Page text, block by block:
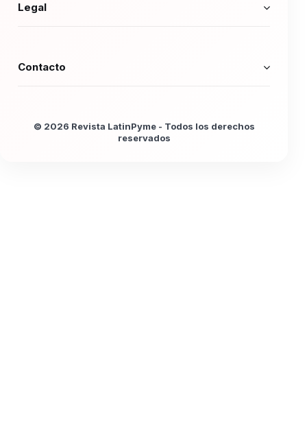
Legal
Contacto
© 2026 Revista LatinPyme - Todos los derechos
reservados